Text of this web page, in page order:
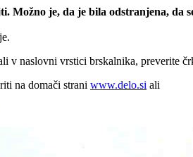
Možno je, da je bila odstranjena, da
v naslovni vrstici brskalnika, preverite
na domači strani www.delo.si ali